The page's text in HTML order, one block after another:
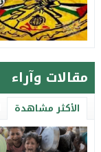
مقالات وآراء
الأكثر مشاهدة